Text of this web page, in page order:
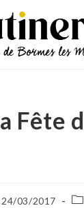
Fête
24/03/2017